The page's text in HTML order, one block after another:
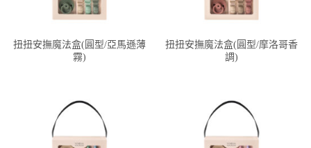
扭扭安撫魔法盒(圓型/亞馬遜薄
霧)
扭扭安撫魔法盒(圓型/摩洛哥香
調)